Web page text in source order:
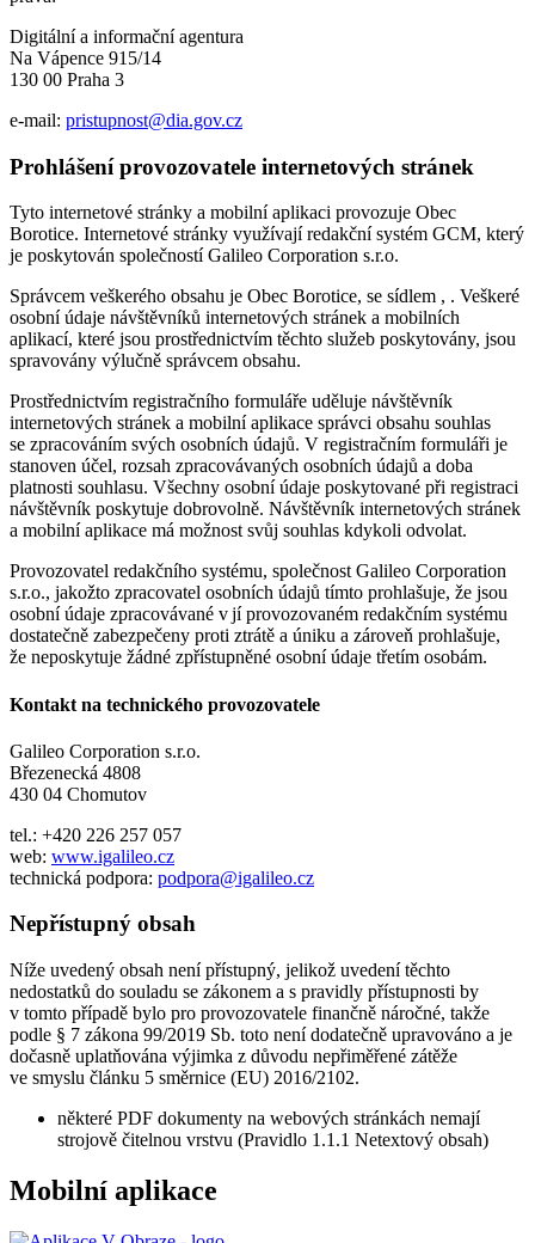
Digitální a informační agentura
Na Vápence 915/14
130 00 Praha 3
e-mail: pristupnost@dia.gov.cz
Prohlášení provozovatele internetových stránek
Tyto internetové stránky a mobilní aplikaci provozuje Obec
Borotice. Internetové stránky využívají redakční systém GCM, který
je poskytován společností Galileo Corporation s.r.o.
Správcem veškerého obsahu je Obec Borotice, se sídlem , . Veškeré
osobní údaje návštěvníků internetových stránek a mobilních
aplikací, které jsou prostřednictvím těchto služeb poskytovány, jsou
spravovány výlučně správcem obsahu.
Prostřednictvím registračního formuláře uděluje návštěvník
internetových stránek a mobilní aplikace správci obsahu souhlas
se zpracováním svých osobních údajů. V registračním formuláři je
stanoven účel, rozsah zpracovávaných osobních údajů a doba
platnosti souhlasu. Všechny osobní údaje poskytované při registraci
návštěvník poskytuje dobrovolně. Návštěvník internetových stránek
a mobilní aplikace má možnost svůj souhlas kdykoli odvolat.
Provozovatel redakčního systému, společnost Galileo Corporation
s.r.o., jakožto zpracovatel osobních údajů tímto prohlašuje, že jsou
osobní údaje zpracovávané v jí provozovaném redakčním systému
dostatečně zabezpečeny proti ztrátě a úniku a zároveň prohlašuje,
že neposkytuje žádné zpřístupněné osobní údaje třetím osobám.
Kontakt na technického provozovatele
Galileo Corporation s.r.o.
Březenecká 4808
430 04 Chomutov
tel.: +420 226 257 057
web: www.igalileo.cz
technická podpora: podpora@igalileo.cz
Nepřístupný obsah
Níže uvedený obsah není přístupný, jelikož uvedení těchto
nedostatků do souladu se zákonem a s pravidly přístupnosti by
v tomto případě bylo pro provozovatele finančně náročné, takže
podle § 7 zákona 99/2019 Sb. toto není dodatečně upravováno a je
dočasně uplatňována výjimka z důvodu nepřiměřené zátěže
ve smyslu článku 5 směrnice (EU) 2016/2102.
některé PDF dokumenty na webových stránkách nemají
strojově čitelnou vrstvu (Pravidlo 1.1.1 Netextový obsah)
Mobilní aplikace